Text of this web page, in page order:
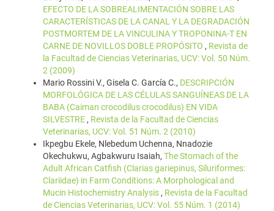
EFECTO DE LA SOBREALIMENTACIÓN SOBRE LAS
CARACTERÍSTICAS DE LA CANAL Y LA DEGRADACIÓN
POSTMORTEM DE LA VINCULINA Y TROPONINA-T EN
CARNE DE NOVILLOS DOBLE PROPÓSITO , Revista de
la Facultad de Ciencias Veterinarias, UCV: Vol. 50 Núm.
2 (2009)
Mario Rossini V., Gisela C. García C., DESCRIPCIÓN
MORFOLÓGICA DE LAS CÉLULAS SANGUÍNEAS DE LA
BABA (Caiman crocodilus crocodilus) EN VIDA
SILVESTRE, Revista de la Facultad de Ciencias
Veterinarias, UCV: Vol. 51 Núm. 2 (2010)
Ikpegbu Ekele, Nlebedum Uchenna, Nnadozie
Okechukwu, Agbakwuru Isaiah, The Stomach of the
Adult African Catfish (Clarias gariepinus, Siluriformes:
Clariidae) in Farm Conditions: A Morphological and
Mucin Histochemistry Analysis, Revista de la Facultad
de Ciencias Veterinarias, UCV: Vol. 55 Núm. 1 (2014)